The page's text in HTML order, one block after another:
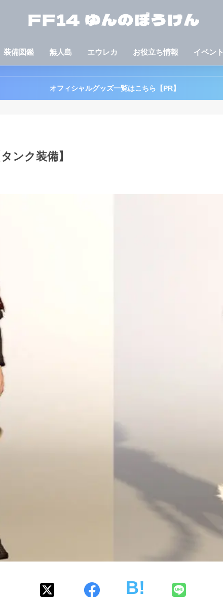
装備図鑑 無人島 エウレカ お役立ち情報 イベント
オフィシャルグッズ一覧はこちら【PR】
ンク装備】